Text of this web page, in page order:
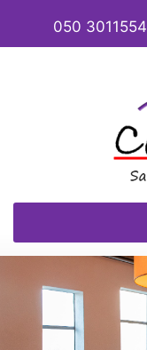
050 3011554